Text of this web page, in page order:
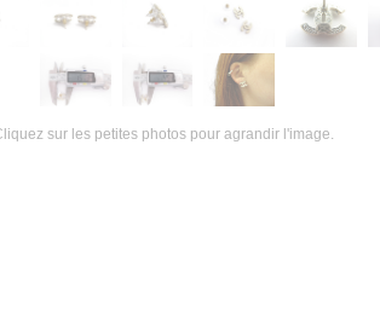
sur les petites photos pour agrandir l'image.